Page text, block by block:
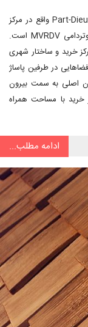
شهردار لیون از پلان بازسازی مرکز خرید معروف لیون، Part-Dieu واقع در مرکز
شهر رونمایی کرد. طراحی این پروژه بر عهده شرکت روتردامی MVRDV است.
خرید و ساختار شهری
در طرفین پاساژ
اصلی به سمت بیرون
خرید با مساحت همراه
ادامه مطلب...